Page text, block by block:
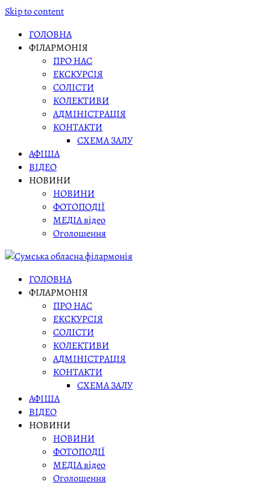
Skip to content
ГОЛОВНА
ФІЛАРМОНІЯ
ПРО НАС
ЕКСКУРСІЯ
СОЛІСТИ
КОЛЕКТИВИ
АДМІНІСТРАЦІЯ
КОНТАКТИ
СХЕМА ЗАЛУ
АФІША
ВІДЕО
НОВИНИ
НОВИНИ
ФОТОПОДІЇ
МЕДІА відео
Оголошення
ГОЛОВНА
ФІЛАРМОНІЯ
ПРО НАС
ЕКСКУРСІЯ
СОЛІСТИ
КОЛЕКТИВИ
АДМІНІСТРАЦІЯ
КОНТАКТИ
СХЕМА ЗАЛУ
АФІША
ВІДЕО
НОВИНИ
НОВИНИ
ФОТОПОДІЇ
МЕДІА відео
Оголошення